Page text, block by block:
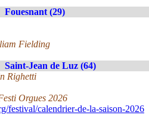
Fouesnant (29)
Fielding
Saint-Jean de Luz (64)
Righetti
Orgues 2026
festival/calendrier-de-la-saison-2026